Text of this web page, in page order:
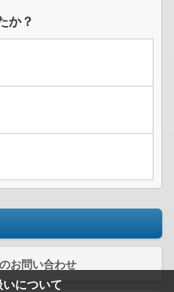
について
か？
お問い合わせ